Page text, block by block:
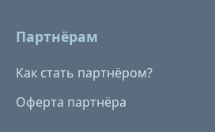
Партнёрам
Как стать партнёром?
Оферта партнёра